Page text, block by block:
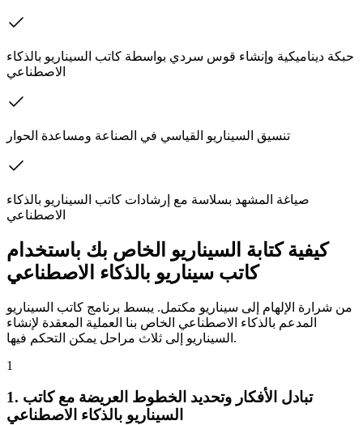
حبكة ديناميكية وإنشاء قوس سردي بواسطة كاتب السيناريو بالذكاء
الاصطناعي
تنسيق السيناريو القياسي في الصناعة ومساعدة الحوار
صياغة المشهد بسلاسة مع إرشادات كاتب السيناريو بالذكاء
الاصطناعي
كيفية كتابة السيناريو الخاص بك باستخدام
كاتب سيناريو بالذكاء الاصطناعي
من شرارة الإلهام إلى سيناريو مكتمل. يبسط برنامج كاتب السيناريو
المدعم بالذكاء الاصطناعي الخاص بنا العملية المعقدة لإنشاء
السيناريو إلى ثلاث مراحل يمكن التحكم فيها.
1
1. تبادل الأفكار وتحديد الخطوط العريضة مع كاتب
السيناريو بالذكاء الاصطناعي